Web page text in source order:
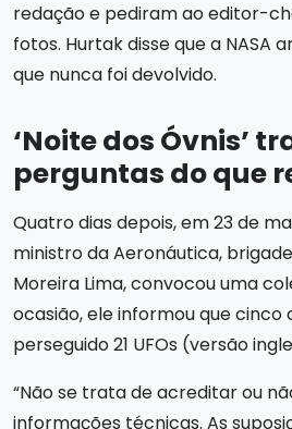
redação e pediram ao editor-
fotos. Hurtak disse que a NASA
que nunca foi devolvido.
‘Noite dos Óvnis’
perguntas do que
Quatro dias depois, em 23 de
ministro da Aeronáutica,
Moreira Lima, convocou uma
ocasião, ele informou que cinco
perseguido 21 UFOs (versão
“Não se trata de acreditar ou
informações técnicas. As